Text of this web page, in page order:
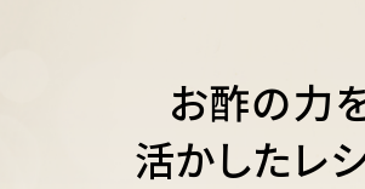
お酢の力
活かしたレ